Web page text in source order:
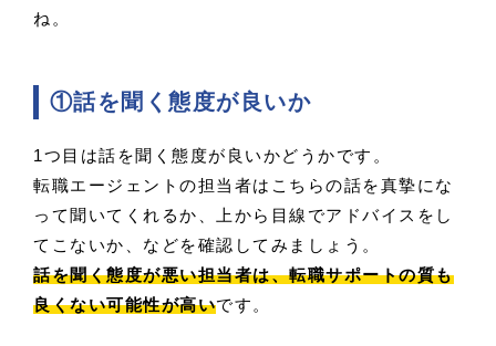
ね。
①話を聞く態度が良いか
1つ目は話を聞く態度が良いかどうかです。
転職エージェントの担当者はこちらの話を真摯にな
って聞いてくれるか、上から目線でアドバイスをし
てこないか、などを確認してみましょう。
話を聞く態度が悪い担当者は、転職サポートの質も
良くない可能性が高いです。